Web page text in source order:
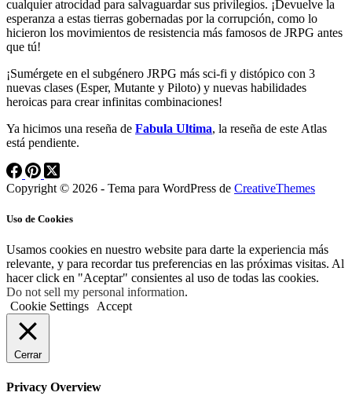
cualquier atrocidad para salvaguardar sus privilegios. ¡Devuelve la
esperanza a estas tierras gobernadas por la corrupción, como lo
hicieron los movimientos de resistencia más famosos de JRPG antes
que tú!
¡Sumérgete en el subgénero JRPG más sci-fi y distópico con 3
nuevas clases (Esper, Mutante y Piloto) y nuevas habilidades
heroicas para crear infinitas combinaciones!
Ya hicimos una reseña de Fabula Ultima, la reseña de este Atlas
está pendiente.
Copyright © 2026 - Tema para WordPress de CreativeThemes
Uso de Cookies
Usamos cookies en nuestro website para darte la experiencia más
relevante, y para recordar tus preferencias en las próximas visitas. Al
hacer click en "Aceptar" consientes al uso de todas las cookies.
Do not sell my personal information.
Cookie Settings Accept
Cerrar
Privacy Overview